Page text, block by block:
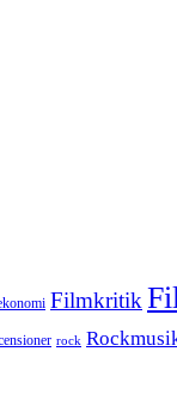
Filmkritik
rock